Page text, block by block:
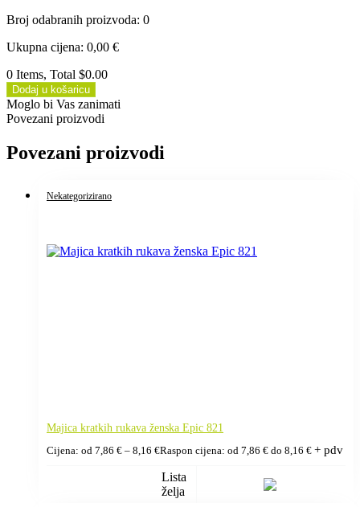
Broj odabranih proizvoda: 0
Ukupna cijena: 0,00 €
0 Items, Total $0.00
Dodaj u košaricu
Moglo bi Vas zanimati
Povezani proizvodi
Povezani proizvodi
Nekategorizirano
Majica kratkih rukava ženska Epic 821
Cijena: od 7,86 € – 8,16 €Raspon cijena: od 7,86 € do 8,16 € + pdv
Lista
želja